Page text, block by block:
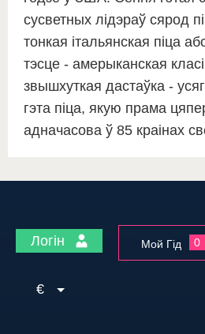
сусветных лідэраў сярод
тонкая італьянская піца
тэсце - амерыканская
звышхуткая дастаўка -
гэта піца, якую прама
адначасова ў 85 краінах
Логін Мой Гід 0
€